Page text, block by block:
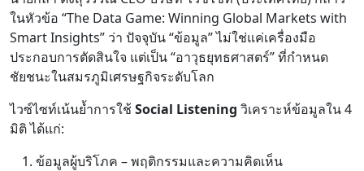
ในหัวข้อ “The Data Game: Winning Global Markets with
Smart Insights” ว่า ปัจจุบัน “ข้อมูล” ไม่ใช่แค่เครื่องมือ
ประกอบการตัดสินใจ แต่เป็น “อาวุธยุทธศาสตร์” ที่กำหนด
ชัยชนะในสมรภูมิเศรษฐกิจระดับโลก
ไวซ์ไซท์เน้นย้ำการใช้Social Listening วิเคราะห์ข้อมูลใน 4
มิติ ได้แก่:
ข้อมูลผู้บริโภค – พฤติกรรมและความคิดเห็น